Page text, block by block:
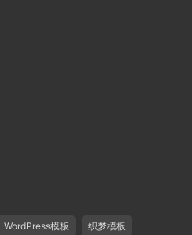
WordPress模板 织梦模板